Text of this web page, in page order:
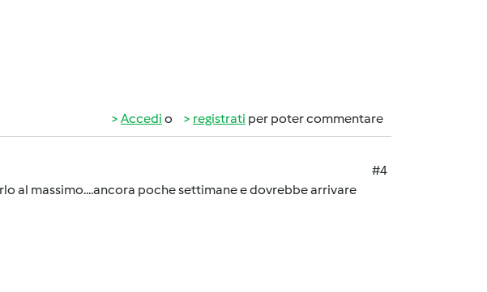
Accedi o registrati per poter commentare
#4
al massimo....ancora poche settimane e dovrebbe arrivare